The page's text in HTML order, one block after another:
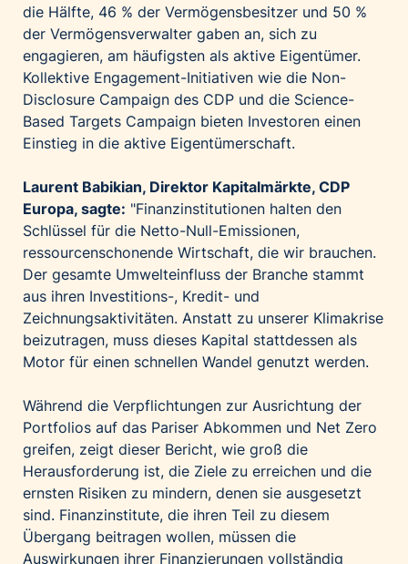
die Hälfte, 46 % der Vermögensbesitzer und 50 %
der Vermögensverwalter gaben an, sich zu
engagieren, am häufigsten als aktive Eigentümer.
Kollektive Engagement-Initiativen wie die Non-
Disclosure Campaign des CDP und die Science-
Based Targets Campaign bieten Investoren einen
Einstieg in die aktive Eigentümerschaft.
Laurent Babikian, Direktor Kapitalmärkte, CDP
Europa, sagte: "Finanzinstitutionen halten den
Schlüssel für die Netto-Null-Emissionen,
ressourcenschonende Wirtschaft, die wir brauchen.
Der gesamte Umwelteinfluss der Branche stammt
aus ihren Investitions-, Kredit- und
Zeichnungsaktivitäten. Anstatt zu unserer Klimakrise
beizutragen, muss dieses Kapital stattdessen als
Motor für einen schnellen Wandel genutzt werden.
Während die Verpflichtungen zur Ausrichtung der
Portfolios auf das Pariser Abkommen und Net Zero
greifen, zeigt dieser Bericht, wie groß die
Herausforderung ist, die Ziele zu erreichen und die
ernsten Risiken zu mindern, denen sie ausgesetzt
sind. Finanzinstitute, die ihren Teil zu diesem
Übergang beitragen wollen, müssen die
Auswirkungen ihrer Finanzierungen vollständig